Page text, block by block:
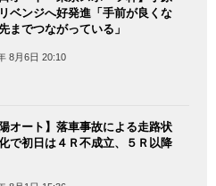
ベンジへ好発進「手前が良くな
までつながっている」
8月6日 20:10
陽オート】落車事故による走路状
で初日は４Ｒ不成立、５Ｒ以降